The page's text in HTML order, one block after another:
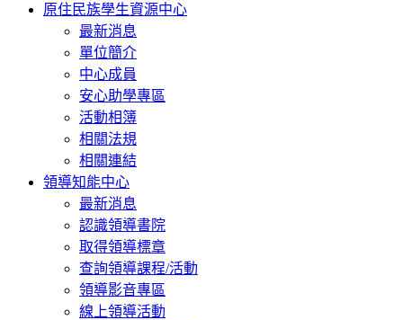
原住民族學生資源中心
最新消息
單位簡介
中心成員
安心助學專區
活動相簿
相關法規
相關連結
領導知能中心
最新消息
認識領導書院
取得領導標章
查詢領導課程/活動
領導影音專區
線上領導活動